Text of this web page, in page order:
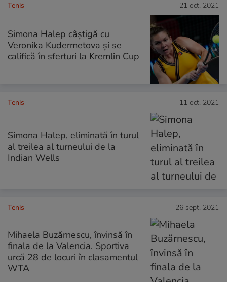
Tenis 21 oct. 2021
Simona Halep câștigă cu
Veronika Kudermetova și se
califică în sferturi la Kremlin Cup
Tenis 11 oct. 2021
Simona Halep, eliminată în turul
al treilea al turneului de la
Indian Wells
Tenis 26 sept. 2021
Mihaela Buzărnescu, învinsă în
finala de la Valencia. Sportiva
urcă 28 de locuri în clasamentul
WTA